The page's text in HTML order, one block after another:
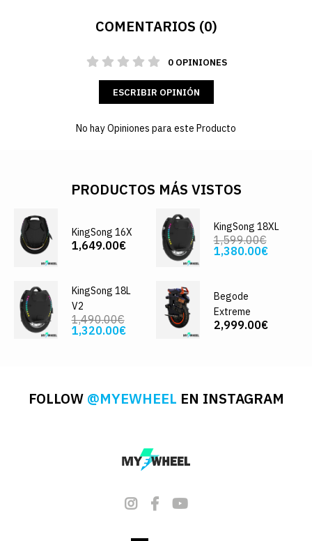
COMENTARIOS (0)
0 OPINIONES
ESCRIBIR OPINIÓN
No hay Opiniones para este Producto
PRODUCTOS MÁS VISTOS
KingSong 16X
1,649.00€
KingSong 18XL
1,599.00€
1,380.00€
KingSong 18L
V2
1,490.00€
1,320.00€
Begode
Extreme
2,999.00€
FOLLOW @MYEWHEEL EN INSTAGRAM